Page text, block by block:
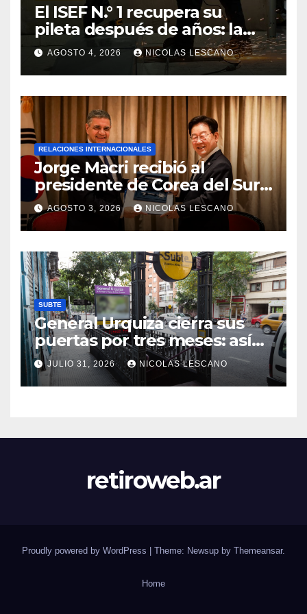
El ISEF N.° 1 recupera su
pileta después de años: la
obra ya supera el 50% y
cambia la formación de miles
de estudiantes
AGOSTO 4, 2026 NICOLAS LESCANO
RELACIONES INTERNACIONALES
Jorge Macri recibió al
presidente de Corea del Sur y
le entregó la Llave de la
Ciudad
AGOSTO 3, 2026 NICOLAS LESCANO
SUBTE
General Urquiza cierra sus
puertas por tres meses: así
será la renovación de la
histórica estación de la Línea
E
JULIO 31, 2026 NICOLAS LESCANO
retiroweb.ar
Proudly powered by WordPress Theme: Newsup by Themeansar.
Home